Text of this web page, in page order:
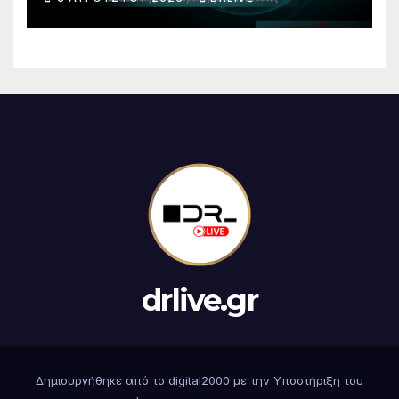
δράστες
drlive.gr
Δημιουργήθηκε από το digital2000 με την Υποστήριξη του